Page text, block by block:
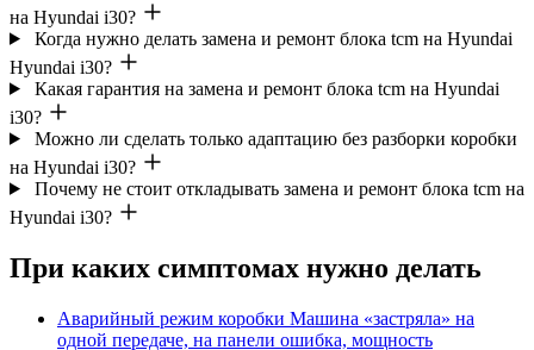
на Hyundai i30?
Когда нужно делать замена и ремонт блока tcm на Hyundai
Hyundai i30?
Какая гарантия на замена и ремонт блока tcm на Hyundai
i30?
Можно ли сделать только адаптацию без разборки коробки
на Hyundai i30?
Почему не стоит откладывать замена и ремонт блока tcm на
Hyundai i30?
При каких симптомах нужно делать
Аварийный режим коробки Машина «застряла» на
одной передаче, на панели ошибка, мощность